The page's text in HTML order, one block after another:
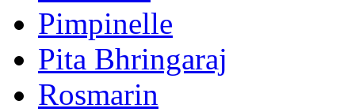
Pimpinelle
Pita Bhringaraj
Rosmarin